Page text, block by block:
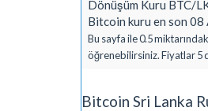
Dönüşüm Kuru BTC/
Bitcoin kuru en son
Bu sayfa ile 0.5
öğrenebilirsiniz. Fiyatlar 5
Bitcoin Sri Lanka